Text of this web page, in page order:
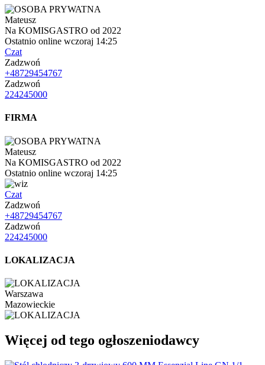
Mateusz
Na KOMISGASTRO od 2022
Ostatnio online wczoraj 14:25
Czat
Zadzwoń
+48729454767
Zadzwoń
224245000
FIRMA
Mateusz
Na KOMISGASTRO od 2022
Ostatnio online wczoraj 14:25
Czat
Zadzwoń
+48729454767
Zadzwoń
224245000
LOKALIZACJA
Warszawa
Mazowieckie
Więcej od tego ogłoszeniodawcy